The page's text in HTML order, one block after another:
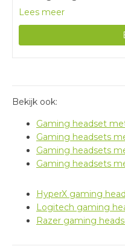
microfoon.Met een
Lees meer
Bekijk ook:
Gaming headset
Gaming headsets
Gaming headsets
Gaming headsets
HyperX gaming
Logitech gaming
Razer gaming